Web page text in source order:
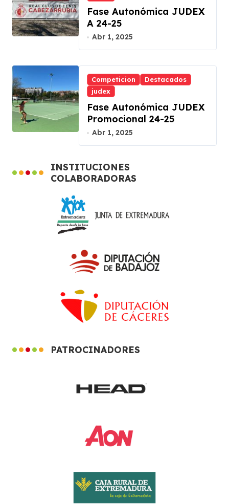
Fase Autonómica JUDEX
A 24-25
Abr 1, 2025
Competicion
Destacados
judex
Fase Autonómica JUDEX
Promocional 24-25
Abr 1, 2025
INSTITUCIONES
COLABORADORAS
PATROCINADORES